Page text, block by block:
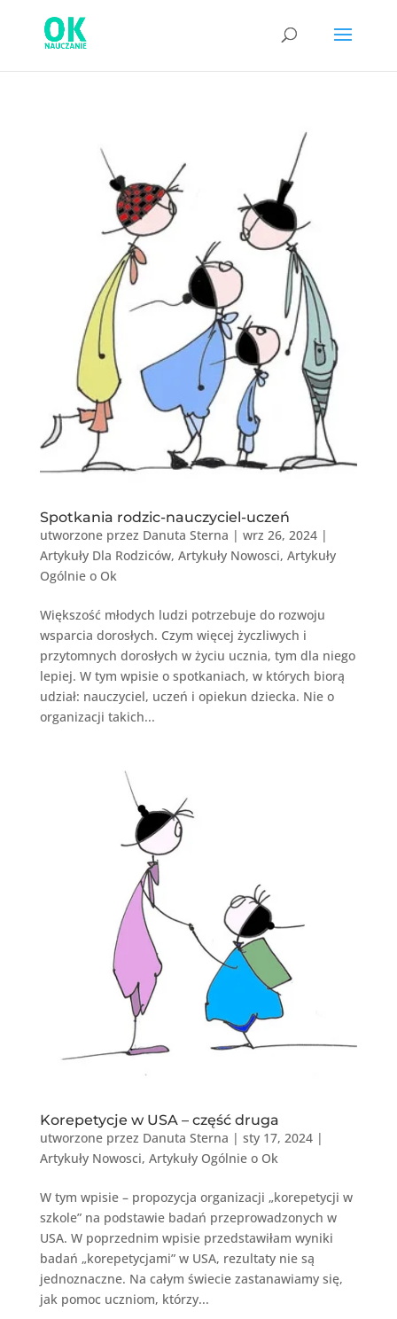
Spotkania rodzic-nauczyciel-uczeń
utworzone przez Danuta Sterna | wrz 26, 2024|
Artykuły Dla Rodziców, Artykuły Nowosci, Artykuły
Ogólnie o Ok
Większość młodych ludzi potrzebuje do rozwoju
wsparcia dorosłych. Czym więcej życzliwych i
przytomnych dorosłych w życiu ucznia, tym dla niego
lepiej. W tym wpisie o spotkaniach, w których biorą
udział: nauczyciel, uczeń i opiekun dziecka. Nie o
organizacji takich...
Korepetycje w USA – część druga
utworzone przez Danuta Sterna | sty 17, 2024|
Artykuły Nowosci, Artykuły Ogólnie o Ok
W tym wpisie – propozycja organizacji „korepetycji w
szkole” na podstawie badań przeprowadzonych w
USA. W poprzednim wpisie przedstawiłam wyniki
badań „korepetycjami” w USA, rezultaty nie są
jednoznaczne. Na całym świecie zastanawiamy się,
jak pomoc uczniom, którzy...